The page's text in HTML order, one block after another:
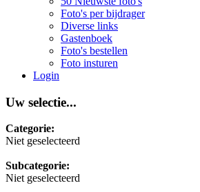
Foto's per bijdrager
Diverse links
Gastenboek
Foto's bestellen
Foto insturen
Login
Uw selectie...
Categorie:
Niet geselecteerd
Subcategorie:
Niet geselecteerd